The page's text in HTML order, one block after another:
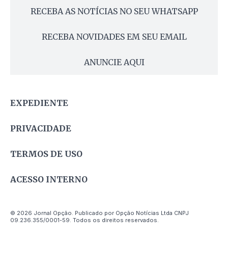
RECEBA AS NOTÍCIAS NO SEU WHATSAPP
RECEBA NOVIDADES EM SEU EMAIL
ANUNCIE AQUI
EXPEDIENTE
PRIVACIDADE
TERMOS DE USO
ACESSO INTERNO
© 2026 Jornal Opção. Publicado por Opção Notícias Ltda CNPJ
09.236.355/0001-59. Todos os direitos reservados.